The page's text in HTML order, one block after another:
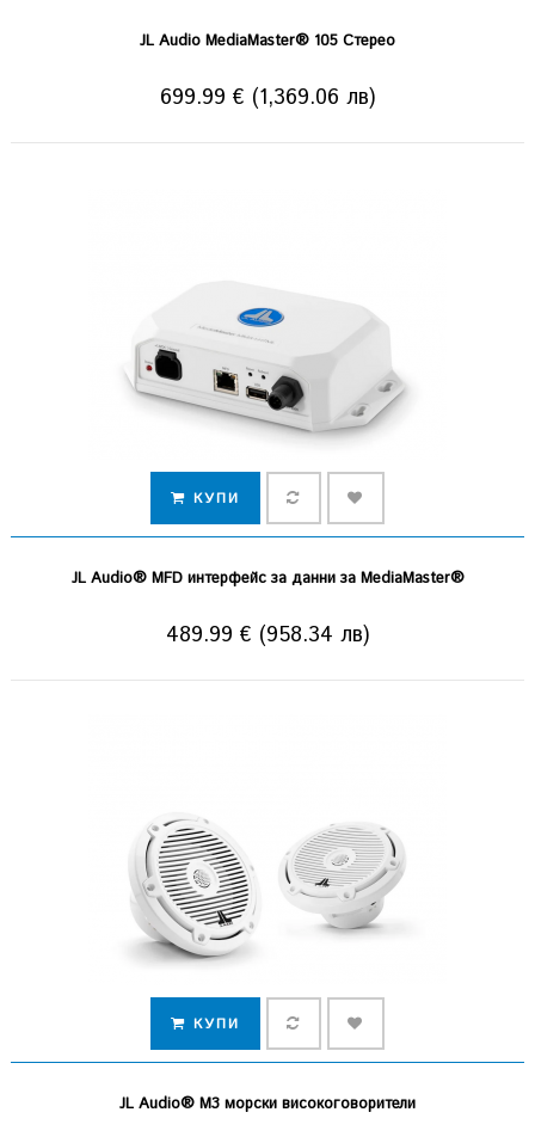
JL Audio MediaMaster® 105 Стерео
699.99 € (1,369.06 лв)
КУПИ
JL Audio® MFD интерфейс за данни за MediaMaster®
489.99 € (958.34 лв)
КУПИ
JL Audio® M3 морски високоговорители